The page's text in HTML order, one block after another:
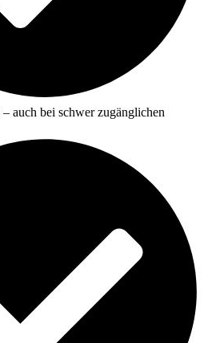
auch bei schwer zugänglichen